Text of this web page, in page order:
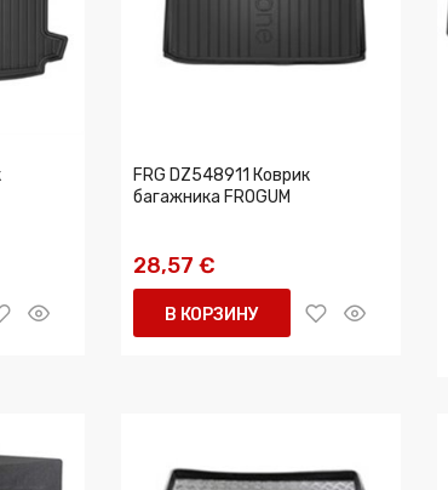
FRG DZ548911 Коврик
багажника FROGUM
28,57 €
В КОРЗИНУ